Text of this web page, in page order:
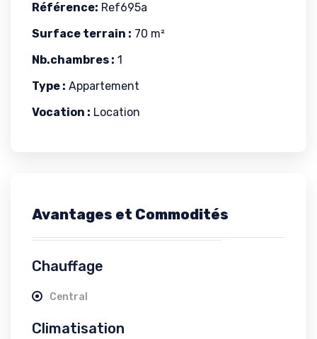
Référence: Ref695a
Surface terrain : 70 m²
Nb.chambres : 1
Type : Appartement
Vocation : Location
Avantages et Commodités
Chauffage
Central
Climatisation